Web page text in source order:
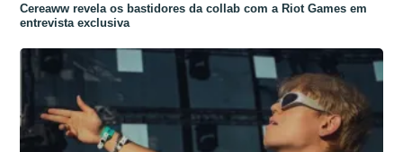
Cereaww revela os bastidores da collab com a Riot Games em
entrevista exclusiva